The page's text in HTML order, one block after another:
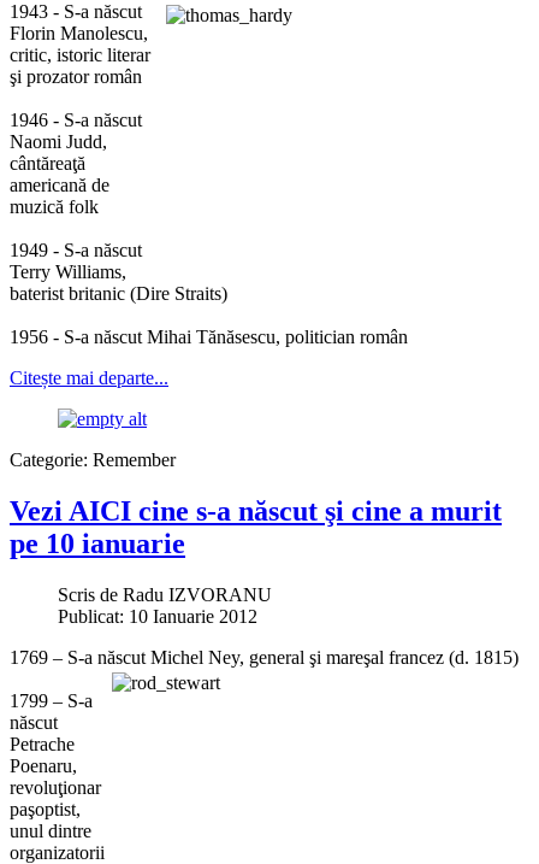
1943 - S-a născut
Florin Manolescu,
critic, istoric literar
şi prozator român
1946 - S-a născut
Naomi Judd,
cântăreaţă
americană de
muzică folk
1949 - S-a născut
Terry Williams,
baterist britanic (Dire Straits)
1956 - S-a născut Mihai Tănăsescu, politician român
Citește mai departe...
Categorie: Remember
Vezi AICI cine s-a născut şi cine a murit
pe 10 ianuarie
Scris de Radu IZVORANU
Publicat: 10 Ianuarie 2012
1769 – S-a născut Michel Ney, general şi mareşal francez (d. 1815)
1799 – S-a
născut
Petrache
Poenaru,
revoluţionar
paşoptist,
unul dintre
organizatorii